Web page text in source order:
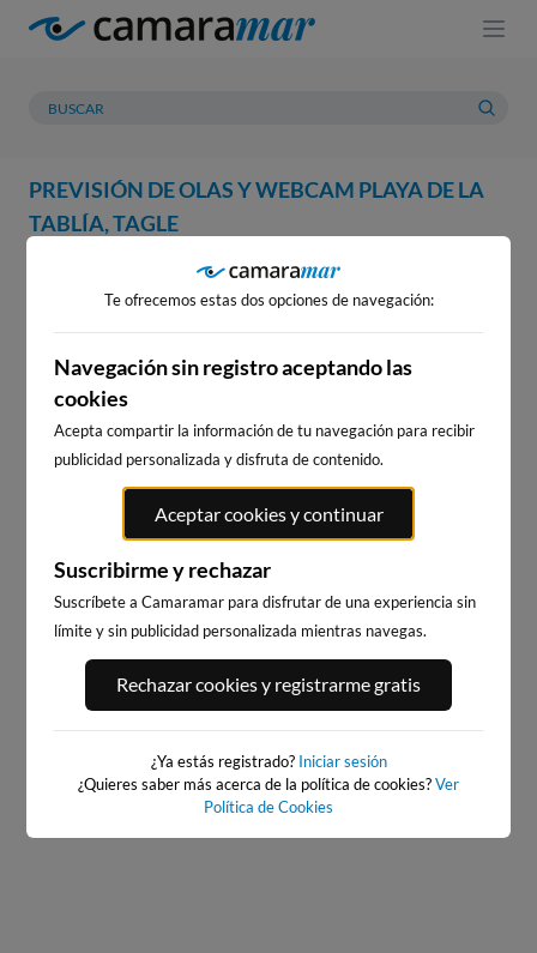
PREVISIÓN DE OLAS Y WEBCAM PLAYA DE LA
TABLÍA, TAGLE
PREVISIÓN METEOROLOGÍA
WEBCAM PLAYA DE LA TABLÍA,
TAGLE
WEBCAMS CERCANAS
PLAYA DE EL RIS
44km · Arnuero
0.1 m CHOPI
EL BRUSCO
0.1 m CHOPI
Te ofrecemos estas dos opciones de navegación:
Navegación sin registro aceptando las
cookies
Acepta compartir la información de tu navegación para recibir
publicidad personalizada y disfruta de contenido.
Aceptar cookies y continuar
Suscribirme y rechazar
Suscríbete a Camaramar para disfrutar de una experiencia sin
límite y sin publicidad personalizada mientras navegas.
Rechazar cookies y registrarme gratis
¿Ya estás registrado? Iniciar sesión
¿Quieres saber más acerca de la política de cookies?Ver
Política de Cookies